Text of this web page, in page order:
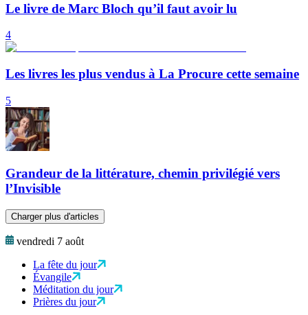
Le livre de Marc Bloch qu’il faut avoir lu
4
Les livres les plus vendus à La Procure cette semaine
5
Grandeur de la littérature, chemin privilégié vers
l’Invisible
Charger plus d'articles
vendredi 7 août
La fête du jour
Évangile
Méditation du jour
Prières du jour